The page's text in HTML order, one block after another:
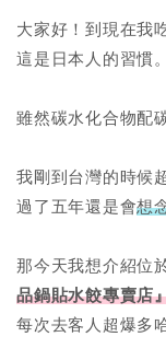
大家好！到現在我
這是日本人的習慣。
雖然碳水化合物配
我剛到台灣的時候
過了五年還是會想
那今天我想介紹位
品鍋貼水餃專賣店
每次去客人超爆多